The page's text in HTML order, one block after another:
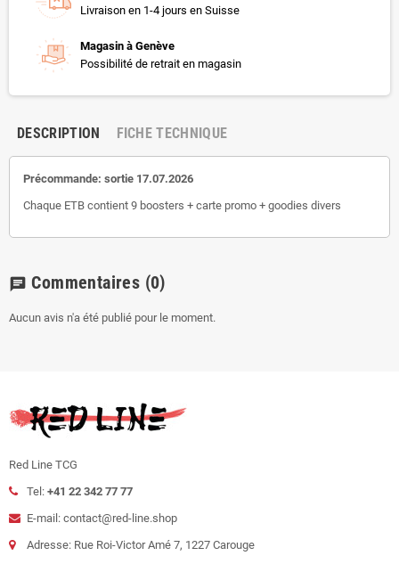
Livraison en 1-4 jours en Suisse
Magasin à Genève
Possibilité de retrait en magasin
DESCRIPTION FICHE TECHNIQUE
Précommande: sortie 17.07.2026
Chaque ETB contient 9 boosters + carte promo + goodies divers
chat Commentaires (0)
Aucun avis n'a été publié pour le moment.
Red Line TCG
Tel: +41 22 342 77 77
E-mail: contact@red-line.shop
Adresse: Rue Roi-Victor Amé 7, 1227 Carouge